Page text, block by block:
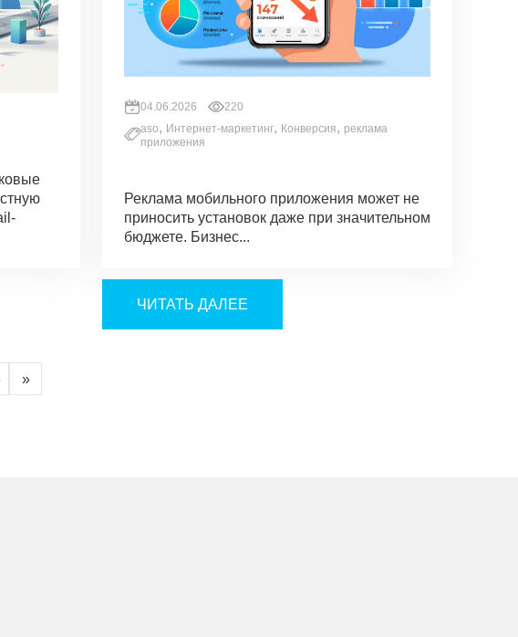
04.06.2026
220
aso, Интернет-маркетинг, Конверсия, реклама
приложения
Реклама мобильного приложения может не
приносить установок даже при значительном
бюджете. Бизнес...
ЧИТАТЬ ДАЛЕЕ
»